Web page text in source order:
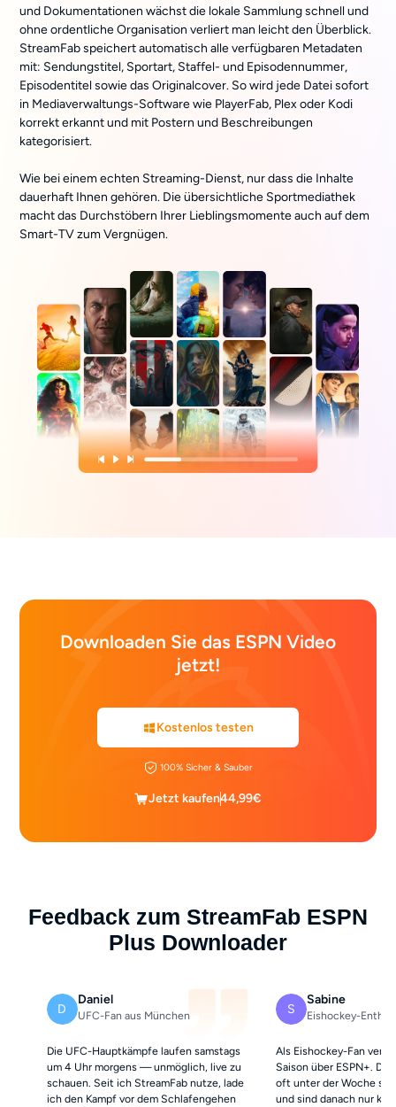
und Dokumentationen wächst die lokale Sammlung schnell und
ohne ordentliche Organisation verliert man leicht den Überblick.
StreamFab speichert automatisch alle verfügbaren Metadaten
mit: Sendungstitel, Sportart, Staffel- und Episodennummer,
Episodentitel sowie das Originalcover. So wird jede Datei sofort
in Mediaverwaltungs-Software wie PlayerFab, Plex oder Kodi
korrekt erkannt und mit Postern und Beschreibungen
kategorisiert.
Wie bei einem echten Streaming-Dienst, nur dass die Inhalte
dauerhaft Ihnen gehören. Die übersichtliche Sportmediathek
macht das Durchstöbern Ihrer Lieblingsmomente auch auf dem
Smart-TV zum Vergnügen.
Downloaden Sie das ESPN Video
jetzt!
Kostenlos testen
100% Sicher & Sauber
Jetzt kaufen44,99€
Feedback zum StreamFab ESPN
Plus Downloader
D
Daniel
UFC-Fan aus München
Die UFC-Hauptkämpfe laufen samstags
um 4 Uhr morgens — unmöglich, live zu
schauen. Seit ich StreamFab nutze, lade
ich den Kampf vor dem Schlafengehen
S
Sabine
Eishockey-
Als Eishockey-Fan
Saison über ESPN+.
oft unter der Woche
und sind danach nur